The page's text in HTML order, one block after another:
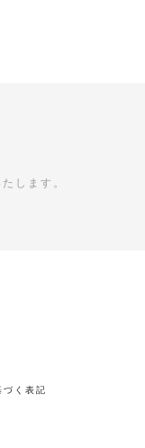
します。
づく表記